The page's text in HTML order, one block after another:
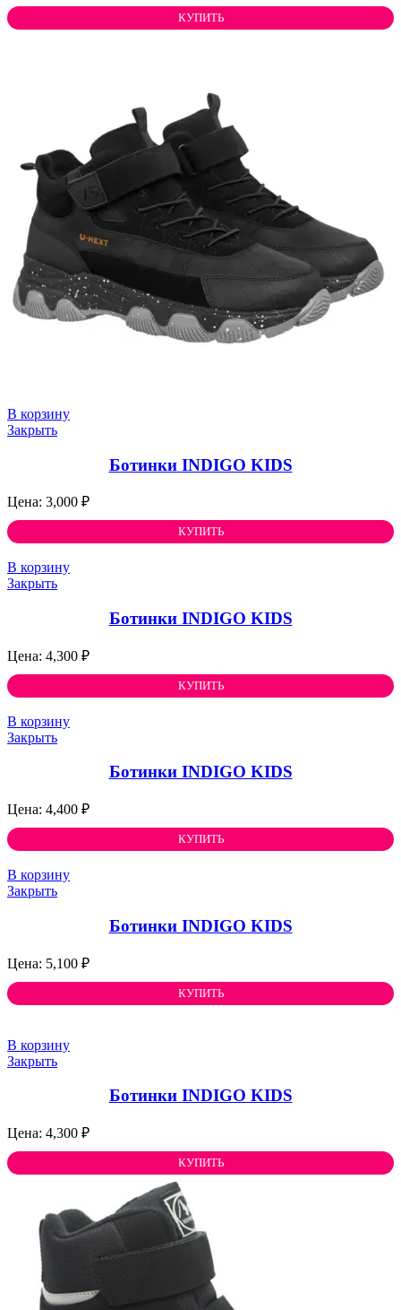
КУПИТЬ
В корзину
Закрыть
Ботинки INDIGO KIDS
3,000 ₽
КУПИТЬ
В корзину
Закрыть
Ботинки INDIGO KIDS
4,300 ₽
КУПИТЬ
В корзину
Закрыть
Ботинки INDIGO KIDS
4,400 ₽
КУПИТЬ
В корзину
Закрыть
Ботинки INDIGO KIDS
5,100 ₽
КУПИТЬ
В корзину
Закрыть
Ботинки INDIGO KIDS
4,300 ₽
КУПИТЬ